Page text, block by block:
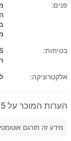
פנים:
בטיחות:
אלקטרוניקה:
הערות המוכר על 2025' Chery Crossover FX EV
מידע זה תורגם